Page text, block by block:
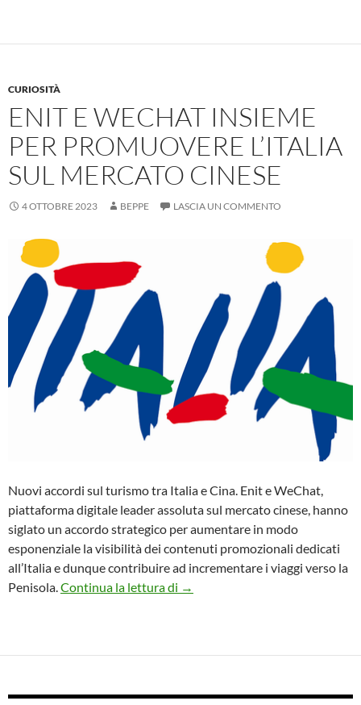
CURIOSITÀ
ENIT E WECHAT INSIEME
PER PROMUOVERE L’ITALIA
SUL MERCATO CINESE
4 OTTOBRE 2023 BEPPE LASCIA UN COMMENTO
Nuovi accordi sul turismo tra Italia e Cina. Enit e WeChat,
piattaforma digitale leader assoluta sul mercato cinese, hanno
siglato un accordo strategico per aumentare in modo
esponenziale la visibilità dei contenuti promozionali dedicati
all’Italia e dunque contribuire ad incrementare i viaggi verso la
Penisola.Continua la lettura di ENIT E WECHAT INSIEME PER
→